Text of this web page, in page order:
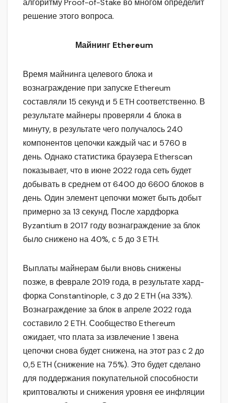
алгоритму Proof-of-Stake во многом определит
решение этого вопроса.
Майнинг Ethereum
Время майнинга целевого блока и
вознаграждение при запуске Ethereum
составляли 15 секунд и 5 ETH соответственно. В
результате майнеры проверяли 4 блока в
минуту, в результате чего получалось 240
компонентов цепочки каждый час и 5760 в
день. Однако статистика браузера Etherscan
показывает, что в июне 2022 года сеть будет
добывать в среднем от 6400 до 6600 блоков в
день. Один элемент цепочки может быть добыт
примерно за 13 секунд. После хардфорка
Byzantium в 2017 году вознаграждение за блок
было снижено на 40%, с 5 до 3 ETH.
Выплаты майнерам были вновь снижены
позже, в феврале 2019 года, в результате хард-
форка Constantinople, с 3 до 2 ETH (на 33%).
Вознаграждение за блок в апреле 2022 года
составило 2 ETH. Сообщество Ethereum
ожидает, что плата за извлечение 1 звена
цепочки снова будет снижена, на этот раз с 2 до
0,5 ETH (снижение на 75%). Это будет сделано
для поддержания покупательной способности
криптовалюты и снижения уровня ее инфляции